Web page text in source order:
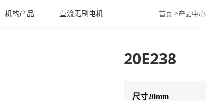
机构产品 直流无刷电机 首页 >产品中心
20E238
尺寸20mm